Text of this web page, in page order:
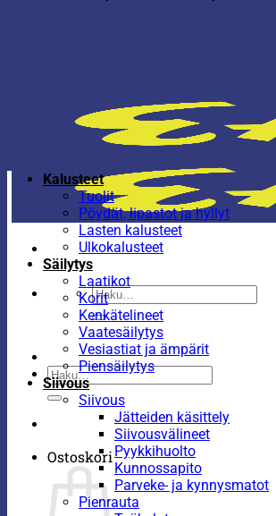
Etsi:
Etsi:
Ostoskori
Kalusteet
Tuolit
Pöydät, lipastot ja hyllyt
Lasten kalusteet
Ulkokalusteet
Säilytys
Laatikot
Korit
Kenkätelineet
Vaatesäilytys
Vesiastiat ja ämpärit
Piensäilytys
Siivous
Siivous
Jätteiden käsittely
Siivousvälineet
Pyykkihuolto
Kunnossapito
Parveke- ja kynnysmatot
Pienrauta